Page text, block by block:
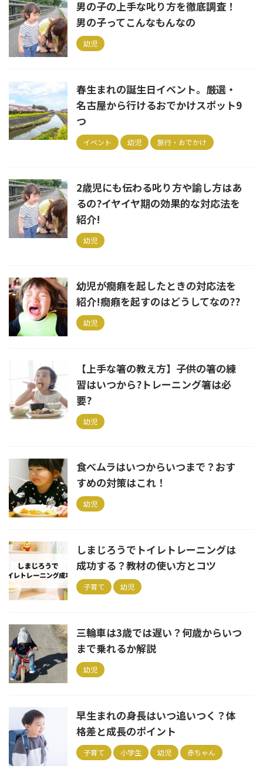
男の子の上手な叱り方を徹底調査！
男の子ってこんなもんなの
幼児
春生まれの誕生日イベント。厳選・
名古屋から行けるおでかけスポット9
つ
イベント 幼児 旅行・おでかけ
2歳児にも伝わる叱り方や諭し方はあ
るの?イヤイヤ期の効果的な対応法を
紹介!
幼児
幼児が癇癪を起したときの対応法を
紹介!癇癪を起すのはどうしてなの??
幼児
【上手な箸の教え方】子供の箸の練
習はいつから?トレーニング箸は必
要?
幼児
食べムラはいつからいつまで？おす
すめの対策はこれ！
幼児
しまじろうでトイレトレーニングは
成功する？教材の使い方とコツ
子育て 幼児
三輪車は3歳では遅い？何歳からいつ
まで乗れるか解説
幼児
早生まれの身長はいつ追いつく？体
格差と成長のポイント
子育て 小学生 幼児 赤ちゃん